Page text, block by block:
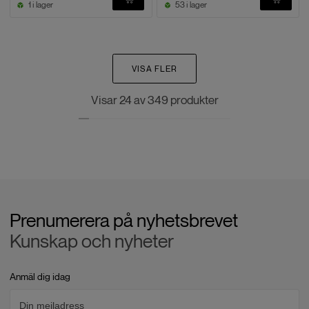
1 i lager 53 i lager
VISA FLER
Visar24av349 produkter
Prenumerera på nyhetsbrevet
Kunskap och nyheter
Anmäl dig idag